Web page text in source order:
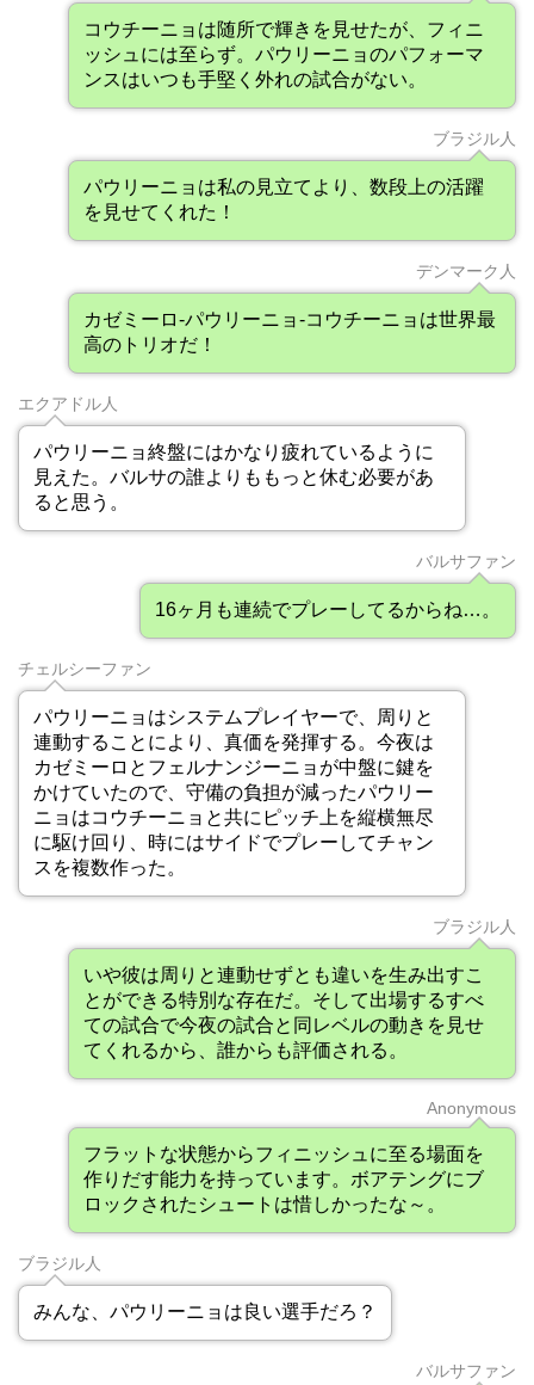
コウチーニョは随所で輝きを見せたが、フィニ
ッシュには至らず。パウリーニョのパフォーマ
ンスはいつも手堅く外れの試合がない。
ブラジル人
パウリーニョは私の見立てより、数段上の活躍
を見せてくれた！
デンマーク人
カゼミーロ-パウリーニョ-コウチーニョは世界最
高のトリオだ！
エクアドル人
パウリーニョ終盤にはかなり疲れているように
見えた。バルサの誰よりももっと休む必要があ
ると思う。
バルサファン
16ヶ月も連続でプレーしてるからね…。
チェルシーファン
パウリーニョはシステムプレイヤーで、周りと
連動することにより、真価を発揮する。今夜は
カゼミーロとフェルナンジーニョが中盤に鍵を
かけていたので、守備の負担が減ったパウリー
ニョはコウチーニョと共にピッチ上を縦横無尽
に駆け回り、時にはサイドでプレーしてチャン
スを複数作った。
ブラジル人
いや彼は周りと連動せずとも違いを生み出すこ
とができる特別な存在だ。そして出場するすべ
ての試合で今夜の試合と同レベルの動きを見せ
てくれるから、誰からも評価される。
Anonymous
フラットな状態からフィニッシュに至る場面を
作りだす能力を持っています。ボアテングにブ
ロックされたシュートは惜しかったな～。
ブラジル人
みんな、パウリーニョは良い選手だろ？
バルサファン